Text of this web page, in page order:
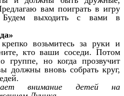
вам поиграть в игру
Будем выходить с вами в
возьмитесь за руки и
кто ваши соседи. Потом
группе, но когда прозвучит
должны вновь собрать круг,
внимание детей на